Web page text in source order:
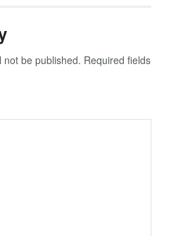
not be published. Required fields